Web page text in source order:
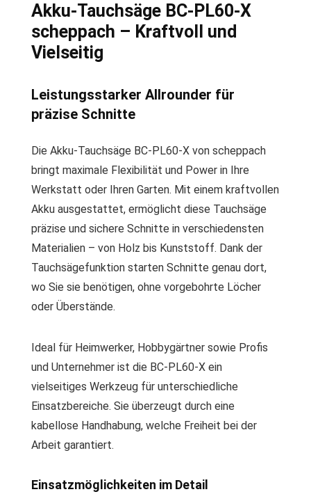
Akku-Tauchsäge BC-PL60-X
scheppach – Kraftvoll und
Vielseitig
Leistungsstarker Allrounder für
präzise Schnitte
Die Akku-Tauchsäge BC-PL60-X von scheppach
bringt maximale Flexibilität und Power in Ihre
Werkstatt oder Ihren Garten. Mit einem kraftvollen
Akku ausgestattet, ermöglicht diese Tauchsäge
präzise und sichere Schnitte in verschiedensten
Materialien – von Holz bis Kunststoff. Dank der
Tauchsägefunktion starten Schnitte genau dort,
wo Sie sie benötigen, ohne vorgebohrte Löcher
oder Überstände.
Ideal für Heimwerker, Hobbygärtner sowie Profis
und Unternehmer ist die BC-PL60-X ein
vielseitiges Werkzeug für unterschiedliche
Einsatzbereiche. Sie überzeugt durch eine
kabellose Handhabung, welche Freiheit bei der
Arbeit garantiert.
Einsatzmöglichkeiten im Detail